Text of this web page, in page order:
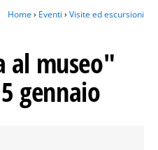
Home› Eventi › Visite ed escursioni
al museo"
gennaio